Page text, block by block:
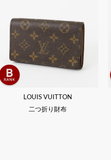
LOUIS VUITTON
二つ折り財布